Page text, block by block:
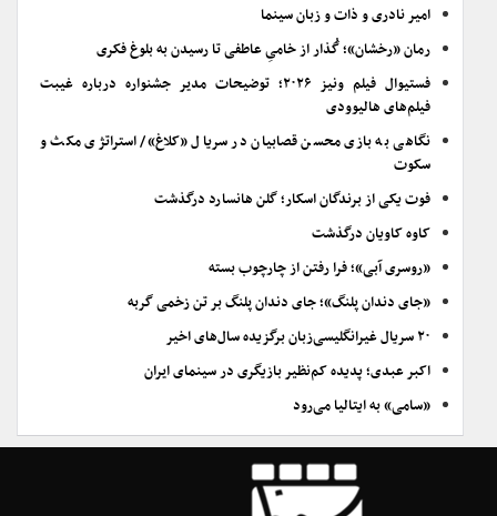
رکورد «انتقام‌جویان: پایان بازی» شکست؛ «مرد عنکبوتی: روز کاملاً
جدید» درحال ورود به فهرست تاریخی فروش گیشه
امیر نادری و ذات و زبان سینما
رمان «رخشان»؛ گُذار از خامیِ عاطفی تا رسیدن به بلوغ فکری
فستیوال فیلم ونیز ۲۰۲۶؛ توضیحات مدیر جشنواره درباره غیبت
فیلم‌های هالیوودی
نگاهی به بازی محسن قصابیان در سریال «کلاغ»/ استراتژی مکث و
سکوت
فوت یکی از برندگان اسکار؛ گلن هانسارد درگذشت
کاوه کاویان درگذشت
«روسری آبی»؛ فرا رفتن از چارچوب بسته
«جای دندان پلنگ»؛ جای دندان پلنگ بر تن زخمی گربه
«سامی» به ایتالیا می‌رود